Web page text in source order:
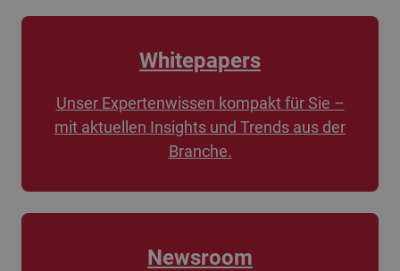
Whitepapers
Unser Expertenwissen kompakt für Sie –
mit aktuellen Insights und Trends aus der
Branche.
Newsroom